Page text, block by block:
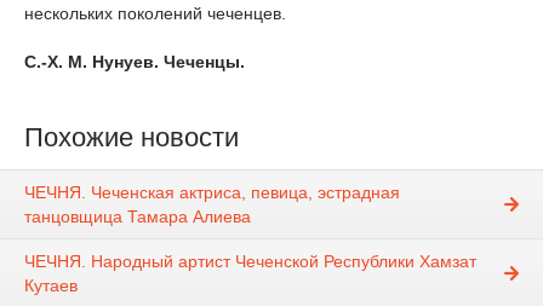
нескольких поколений чеченцев.
С.-Х. М. Нунуев. Чеченцы.
Похожие новости
ЧЕЧНЯ. Чеченская актриса, певица, эстрадная
танцовщица Тамара Алиева
ЧЕЧНЯ. Народный артист Чеченской Республики Хамзат
Кутаев